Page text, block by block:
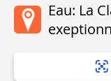
Eau: La